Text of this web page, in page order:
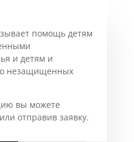
помощь детям
и детям и
незащищенных
вы можете
отправив заявку.